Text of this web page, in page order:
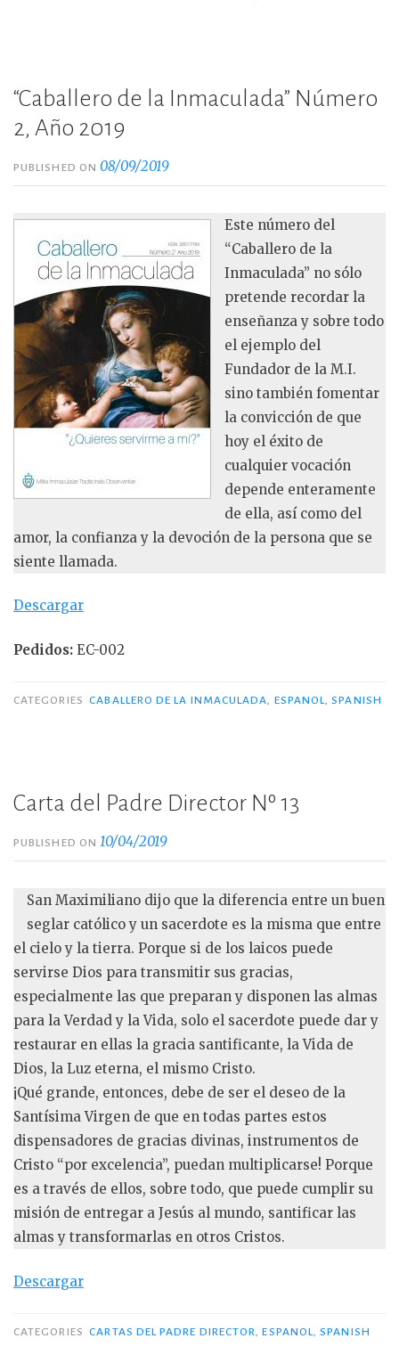
“Caballero de la Inmaculada” Número
2, Año 2019
PUBLISHED ON08/09/2019
Este número del
“Caballero de la
Inmaculada” no sólo
pretende recordar la
enseñanza y sobre todo
el ejemplo del
Fundador de la M.I.
sino también fomentar
la convicción de que
hoy el éxito de
cualquier vocación
depende enteramente
de ella, así como del
amor, la confianza y la devoción de la persona que se
siente llamada.
Descargar
Pedidos: EC-002
CATEGORIES CABALLERO DE LA INMACULADA, ESPANOL,SPANISH
Carta del Padre Director Nº 13
PUBLISHED ON10/04/2019
San Maximiliano dijo que la diferencia entre un buen
seglar católico y un sacerdote es la misma que entre
el cielo y la tierra. Porque si de los laicos puede
servirse Dios para transmitir sus gracias,
especialmente las que preparan y disponen las almas
para la Verdad y la Vida, solo el sacerdote puede dar y
restaurar en ellas la gracia santificante, la Vida de
Dios, la Luz eterna, el mismo Cristo.
¡Qué grande, entonces, debe de ser el deseo de la
Santísima Virgen de que en todas partes estos
dispensadores de gracias divinas, instrumentos de
Cristo “por excelencia”, puedan multiplicarse! Porque
es a través de ellos, sobre todo, que puede cumplir su
misión de entregar a Jesús al mundo, santificar las
almas y transformarlas en otros Cristos.
Descargar
CATEGORIES CARTAS DEL PADRE DIRECTOR,ESPANOL,SPANISH